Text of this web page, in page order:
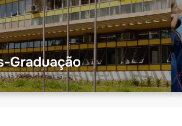
Graduação